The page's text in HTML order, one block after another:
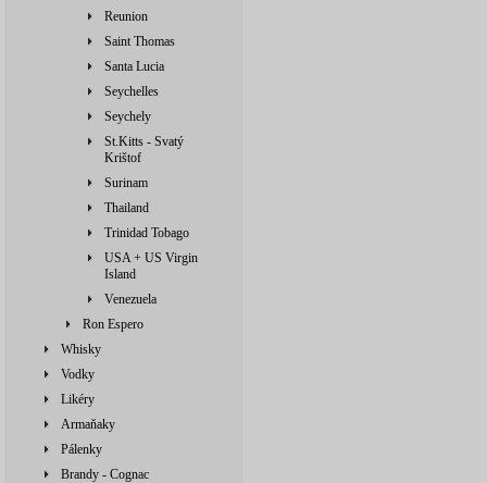
Reunion
Saint Thomas
Santa Lucia
Seychelles
Seychely
St.Kitts - Svatý
Krištof
Surinam
Thailand
Trinidad Tobago
USA + US Virgin
Island
Venezuela
Ron Espero
Whisky
Vodky
Likéry
Armaňaky
Pálenky
Brandy - Cognac